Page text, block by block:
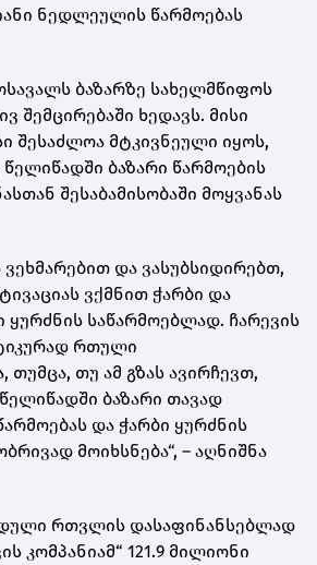
ნედლეულის წარმოებას
ბაზარზე სახელმწიფოს
შემცირებაში ხედავს. მისი
შესაძლოა მტკივნეული იყოს,
ბაზარი წარმოების
შესაბამისობაში მოყვანას
და ვასუბსიდირებთ,
ვქმნით ჭარბი და
ყურძნის საწარმოებლად. ჩარევის
რთული
თუმცა, თუ ამ გზას ავირჩევთ,
ბაზარი თავად
და ჭარბი ყურძნის
მოიხსნება“, – აღნიშნა
რთვლის დასაფინანსებლად
კომპანიამ“ 121.9 მილიონი